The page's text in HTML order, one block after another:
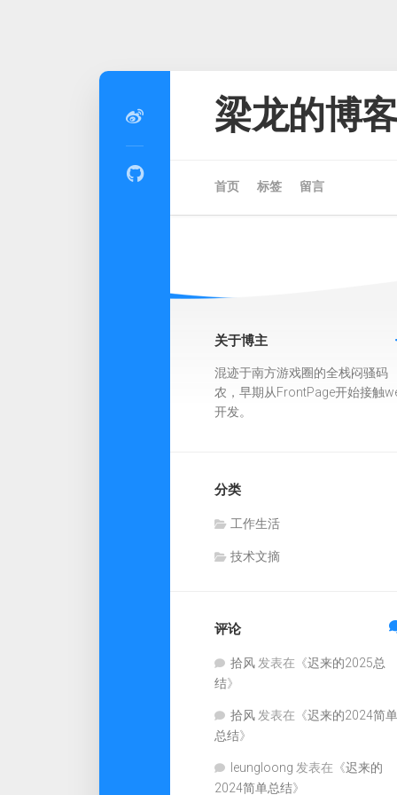
梁龙的博
首页 标签 留言
关于博主
混迹于南方游戏圈的全栈闷骚码
农，早期从FrontPage开始接触
开发。
分类
工作生活
技术文摘
评论
拾风 发表在《迟来的2025总
结》
拾风 发表在《迟来的2024简单
总结》
leungloong 发表在《迟来的
2024简单总结》